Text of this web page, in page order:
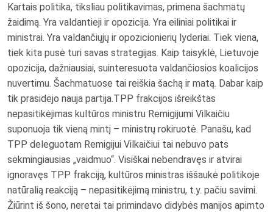
Kartais politika, tiksliau politikavimas, primena šachmatų
žaidimą. Yra valdantieji ir opozicija. Yra eiliniai politikai ir
ministrai. Yra valdančiųjų ir opozicionierių lyderiai. Tiek viena,
tiek kita pusė turi savas strategijas. Kaip taisyklė, Lietuvoje
opozicija, dažniausiai, suinteresuota valdančiosios koalicijos
nuvertimu. Šachmatuose tai reiškia šachą ir matą. Dabar kaip
tik prasidėjo nauja partija.TPP frakcijos išreikštas
nepasitikėjimas kultūros ministru Remigijumi Vilkaičiu
suponuoja tik vieną mintį – ministrų rokiruotė. Panašu, kad
TPP deleguotam Remigijui Vilkaičiui tai nebuvo pats
sėkmingiausias „vaidmuo“. Visiškai nebendravęs ir atvirai
ignoravęs TPP frakciją, kultūros ministras iššaukė politikoje
natūralią reakciją – nepasitikėjimą ministru, t.y. pačiu savimi.
Žiūrint iš šono, neretai tai primindavo didybės manijos apimto